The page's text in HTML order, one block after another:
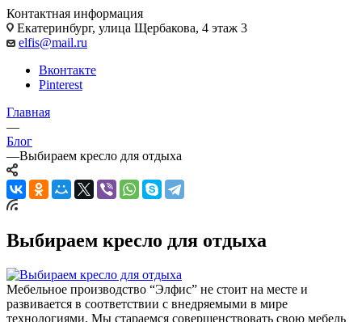
Контактная информация
Екатеринбург, улица Щербакова, 4 этаж 3
elfis@mail.ru
Вконтакте
Pinterest
Главная
—
Блог
—Выбираем кресло для отдыха
Выбираем кресло для отдыха
Мебельное производство “Элфис” не стоит на месте и
развивается в соответствии с внедряемыми в мире
технологиями. Мы стараемся совершенствовать свою мебель